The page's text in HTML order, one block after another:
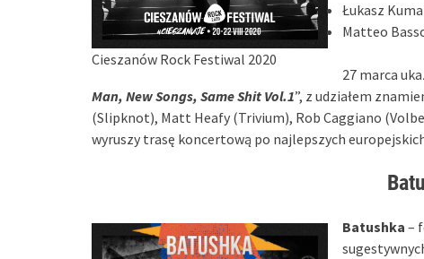
Cieszanów Rock Festiwal 2020
Łukasz
Matteo
27 marca
Man, New Songs, Same Shit Vol.1”, z udziałem
(Slipknot), Matt Heafy (Trivium), Rob Caggiano
wyruszy trasę koncertową po najlepszych
Batushka –